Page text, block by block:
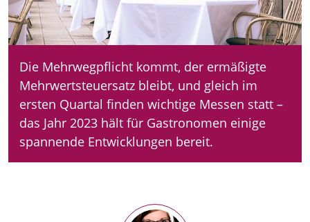
Die Mehrwegpflicht kommt, der ermäßigte
Mehrwertsteuersatz bleibt, und gleich im
ersten Quartal finden wichtige Messen statt –
das Jahr 2023 hält für Gastronomen einige
spannende Entwicklungen bereit.